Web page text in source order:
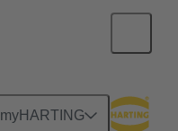
myHARTING